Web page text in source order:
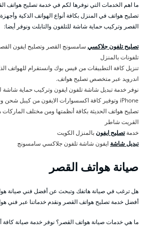
ما اهم الخدمات التي نوفرها لكم في خدمة تصليح
تصليح هواتف في المنزل بكافة أنواع الهواتف الذكية وأجهزة
القصر وتركيب حماية شاشة للتلفون والتابلت ونوفر أيضا:
تصليح تلفون جلاكسي سامسونج القصر وتصليح ايفون
تلفونات بالمنزل
تنزيل كافة التطبيقات من فيس بوك وانستقرام للهواتف
اندرويد عبر متخصص تصليح هواتف.
نوفر خدمة تبديل شاشة تلفون ايفون وتركيب حماية شاشة
iPhone وتوفير كافة اكسسوارات الايفون من كيبل شحن وسماعات سلكية ولا سلكية.
تصليح هواتف الحديثة بكافة أنظمتها ومن مختلف
القريت شاطر
خدمةتصليح ايفونبالمنزل الكويت
تبديل شاشة ايفون شاشة تلفون جلاكسي سامسونج
صيانة هواتف القصر
هل ترغب في صيانة هاتفك وتبحث عن أفضل فني صيانة
أفضل خدمة تصليح هواتف القصر ونقدم خدماتنا عبر فني
ما هي خدمات صيانة هواتف القصر؟ نوفر خدمة صيانة كافة